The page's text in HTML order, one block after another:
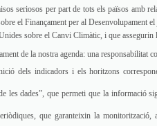
seriosos per part de tots els països amb
el Finançament per al Desenvolupament
sobre el Canvi Climàtic, i que assegurin
de la nostra agenda: una responsabilitat
dels indicadors i els horitzons
les dades”, que permeti que la informació
que garanteixin la